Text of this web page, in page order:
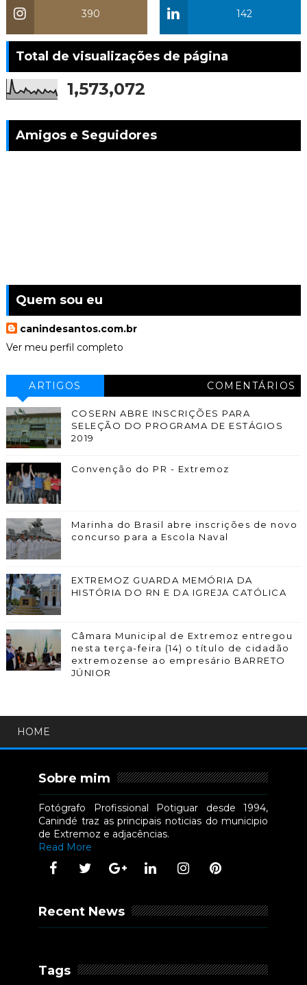
142
390
Total de visualizações de página
1,573,072
Amigos e Seguidores
Quem sou eu
canindesantos.com.br
Ver meu perfil completo
ARTIGOS COMENTÁRIOS
COSERN ABRE INSCRIÇÕES PARA
SELEÇÃO DO PROGRAMA DE ESTÁGIOS
2019
Convenção do PR - Extremoz
Marinha do Brasil abre inscrições de novo
concurso para a Escola Naval
EXTREMOZ GUARDA MEMÓRIA DA
HISTÓRIA DO RN E DA IGREJA CATÓLICA
Câmara Municipal de Extremoz entregou
nesta terça-feira (14) o título de cidadão
extremozense ao empresário BARRETO
JÚNIOR
HOME
Sobre mim
Fotógrafo Profissional Potiguar desde 1994,
Canindé traz as principais noticias do municipio
de Extremoz e adjacências.
Read More
Recent News
Tags